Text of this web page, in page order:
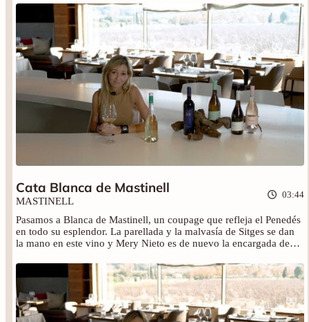
Disfruta de esta cata ofrecida por Mery Nieto, enóloga de la
Cata Blanca de Mastinell
MASTINELL
03:44
Pasamos a Blanca de Mastinell, un coupage que refleja el Penedés
en todo su esplendor. La parellada y la malvasía de Sitges se dan
la mano en este vino y Mery Nieto es de nuevo la encargada de
puedes adquirir el vino en nuestra tienda online.